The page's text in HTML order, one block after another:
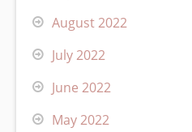
August 2022
July 2022
June 2022
May 2022